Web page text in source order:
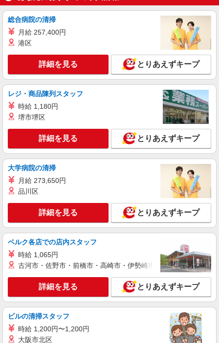
SOMPOケア 草加谷塚 訪問介護/3269cc2
勤務（社保加入者）の場合は時給1,650円 ＊早朝
夜間（〜8:00、18:00〜）：時給2,000円〜 ＊日曜
（ヘルパー1級・2級）】 時給1,520円 ◎週20時間
以上勤務（社保加入者）の場合は時給1,570円 ＊
早朝夜間（〜8:00、18:00〜）：時給1,900円〜 ＊
が同時給 ◎キャンセル手当：職務時給の60％支給
埼玉県草加市谷塚町1363-1 リレント谷塚II
1-C号
キープ 詳細を見る
SOMPOケア ラヴィーレ草加/5090aa1
【期間限定】入社お祝い金10万円支給！ 対象
26/9/1迄に正社員として入社された方 ※お祝い金
は入社後3か月目の給与で支給、その他詳細は面接
時にご案内します 【介護福祉士】月給285,800円
／年収例384万円〜 【実務者研修】月給256,000円
／年収例345万円〜 【初任者研修・無資格】月給
247,200円／年収例334万円〜 ※職務手当、働きが
い向上手当、日祝手当（月平均2回分）、夜勤手当
（月平均5回分）等、毎月平均的に支払われる手当
を含む ※介護福祉士のみ、特別職務手当も含む ◎
残業時は別途時間外手当支給（超過1分〜） ◎賞
与 基本給2.08ヶ月分/年支給
埼玉県草加市北谷3-36-8
キープ 詳細を見る
草加ケアセンターそよ風：RO14787
ショートステイ 介護スタッフ
【時給】1,350円〜1,550円 ▼給与詳細 処遇改
善手当：200〜220円/時 夜勤手当:6,000円/回 ▼下
記別途支給 通勤手当 年末年始手当：380円/時 寸
志あり：年2回（6月・12月） ※業績による ※処
遇改善手当は試用期間中(3ヶ月)は支給なし
詳細を見る
契約社員
草加ケアセンターそよ風：RO14937
ショートステイ 介護スタッフ
【月給】275,920円〜305,920円 ▼給与詳細 処
遇改善手当：35,920円 夜勤手当：30,000円（5回
総合病院の清掃
月給 257,400円
港区
詳細を見る とりあえずキープ
レジ・商品陳列スタッフ
時給 1,180円
堺市堺区
詳細を見る とりあえずキープ
大学病院の清掃
月給 273,650円
品川区
詳細を見る とりあえずキープ
ベルク各店での店内スタッフ
時給 1,065円
古河市・佐野市・前橋市・高崎市・伊勢崎市・太田市・館林市
詳細を見る とりあえずキープ
ビルの清掃スタッフ
時給 1,200円〜1,200円
大阪市北区